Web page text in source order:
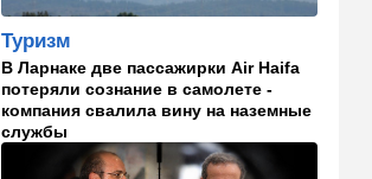
в "Мосаде"
00:07 Израиль
Стало известно, кому
принадлежит тело,
найденное в районе Петах-
Тиквы
Туризм
В Ларнаке две пассажирки Air Haifa
потеряли сознание в самолете -
компания свалила вину на наземные
службы